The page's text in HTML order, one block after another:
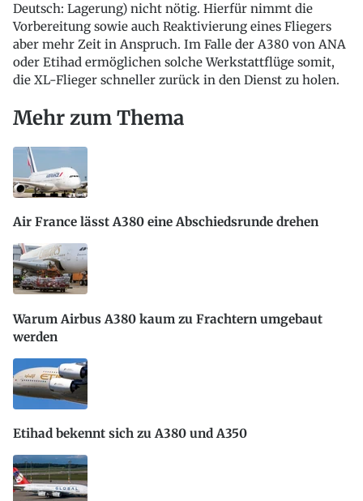
Deutsch: Lagerung) nicht nötig. Hierfür nimmt die
Vorbereitung sowie auch Reaktivierung eines Fliegers
aber mehr Zeit in Anspruch. Im Falle der A380 von ANA
oder Etihad ermöglichen solche Werkstattflüge somit,
die XL-Flieger schneller zurück in den Dienst zu holen.
Mehr zum Thema
Air France lässt A380 eine Abschiedsrunde drehen
Warum Airbus A380 kaum zu Frachtern umgebaut
werden
Etihad bekennt sich zu A380 und A350